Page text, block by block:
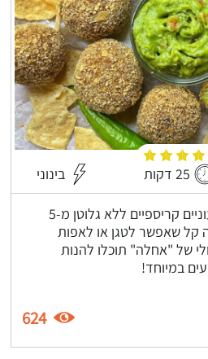
25 דקות בינוני
כדורי טופו גוואקמולי טבעוניים קריספיים ללא גלוטן מ-5
קל שאפשר לטגן או לאפות
של "אחלה" תוכלו להנות
במיוחד!
624